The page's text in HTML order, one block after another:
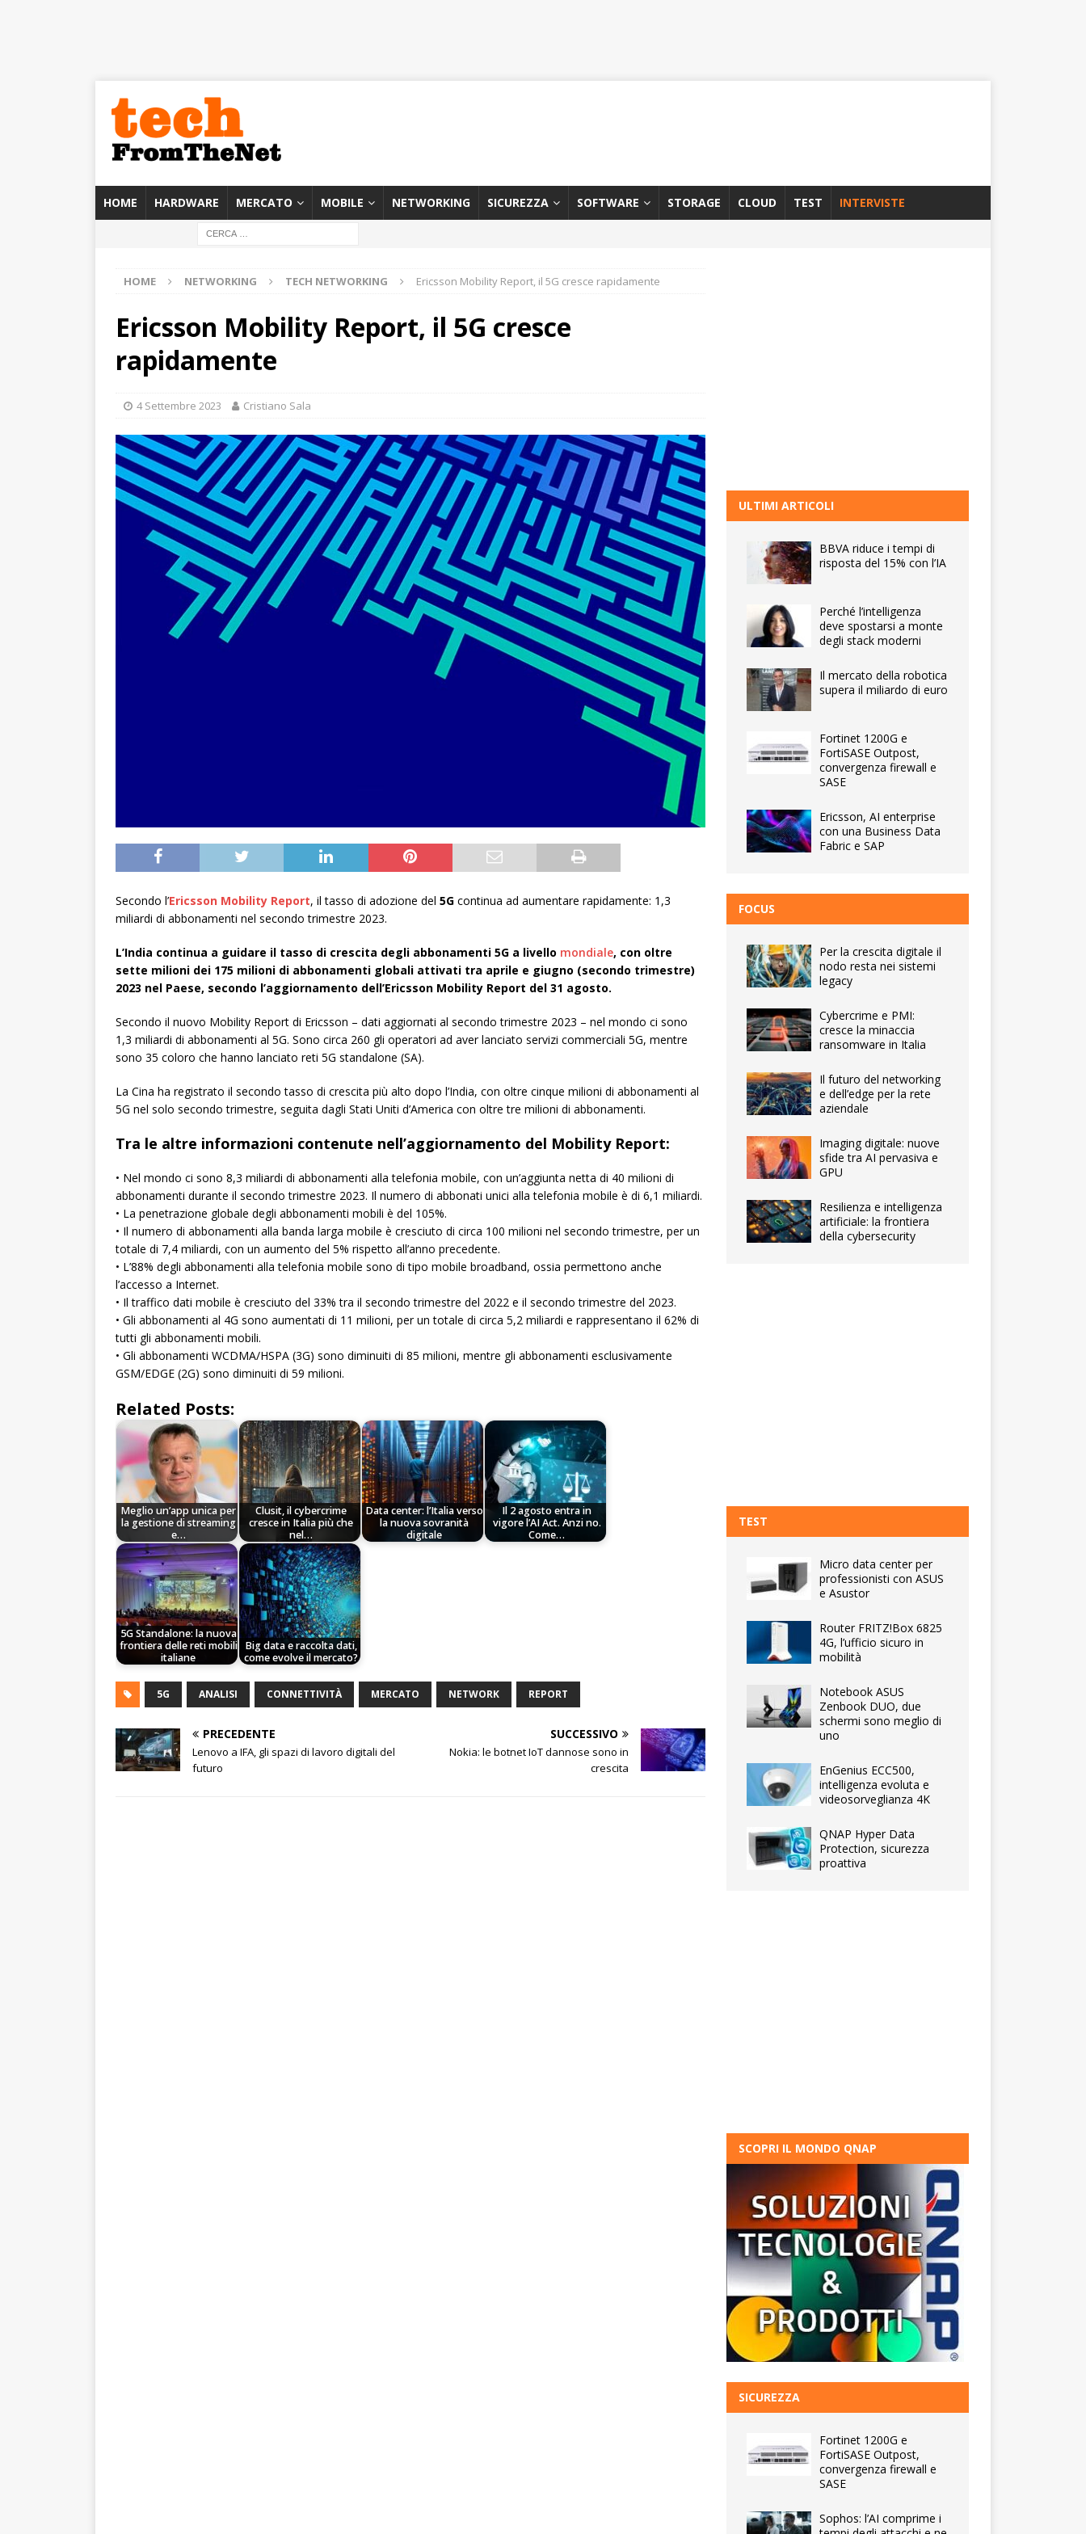
HOME HARDWARE MERCATO MOBILE NETWORKING SICUREZZA SOFTWARE STORAGE CLOUD TEST INTERVISTE
HOME NETWORKING TECH NETWORKING Ericsson Mobility Report, il 5G cresce rapidamente
Ericsson Mobility Report, il 5G cresce
rapidamente
4 Settembre 2023 Cristiano Sala
Secondo l’Ericsson Mobility Report, il tasso di adozione del 5G continua ad aumentare rapidamente: 1,3
miliardi di abbonamenti nel secondo trimestre 2023.
L’India continua a guidare il tasso di crescita degli abbonamenti 5G a livello mondiale, con oltre
sette milioni dei 175 milioni di abbonamenti globali attivati tra aprile e giugno (secondo trimestre)
2023 nel Paese, secondo l’aggiornamento dell’Ericsson Mobility Report del 31 agosto.
Secondo il nuovo Mobility Report di Ericsson – dati aggiornati al secondo trimestre 2023 – nel mondo ci sono
1,3 miliardi di abbonamenti al 5G. Sono circa 260 gli operatori ad aver lanciato servizi commerciali 5G, mentre
sono 35 coloro che hanno lanciato reti 5G standalone (SA).
La Cina ha registrato il secondo tasso di crescita più alto dopo l’India, con oltre cinque milioni di abbonamenti al
5G nel solo secondo trimestre, seguita dagli Stati Uniti d’America con oltre tre milioni di abbonamenti.
Tra le altre informazioni contenute nell’aggiornamento del Mobility Report:
• Nel mondo ci sono 8,3 miliardi di abbonamenti alla telefonia mobile, con un’aggiunta netta di 40 milioni di
abbonamenti durante il secondo trimestre 2023. Il numero di abbonati unici alla telefonia mobile è di 6,1 miliardi.
• La penetrazione globale degli abbonamenti mobili è del 105%.
• Il numero di abbonamenti alla banda larga mobile è cresciuto di circa 100 milioni nel secondo trimestre, per un
totale di 7,4 miliardi, con un aumento del 5% rispetto all’anno precedente.
• L’88% degli abbonamenti alla telefonia mobile sono di tipo mobile broadband, ossia permettono anche
l’accesso a Internet.
• Il traffico dati mobile è cresciuto del 33% tra il secondo trimestre del 2022 e il secondo trimestre del 2023.
• Gli abbonamenti al 4G sono aumentati di 11 milioni, per un totale di circa 5,2 miliardi e rappresentano il 62% di
tutti gli abbonamenti mobili.
• Gli abbonamenti WCDMA/HSPA (3G) sono diminuiti di 85 milioni, mentre gli abbonamenti esclusivamente
GSM/EDGE (2G) sono diminuiti di 59 milioni.
Related Posts:
Meglio un’app unica per
la gestione di streaming
e…
Clusit, il cybercrime
cresce in Italia più che
nel…
Data center: l’Italia verso
la nuova sovranità
digitale
Il 2 agosto entra in
vigore l’AI Act. Anzi no.
Come…
5G Standalone: la nuova
frontiera delle reti mobili
italiane
Big data e raccolta dati,
come evolve il mercato?
5G ANALISI CONNETTIVITÀ MERCATO NETWORK REPORT
PRECEDENTE
Lenovo a IFA, gli spazi di lavoro digitali del
futuro
SUCCESSIVO
Nokia: le botnet IoT dannose sono in
crescita
ULTIMI ARTICOLI
BBVA riduce i tempi di
risposta del 15% con l’IA
Perché l’intelligenza
deve spostarsi a monte
degli stack moderni
Il mercato della robotica
supera il miliardo di euro
Fortinet 1200G e
FortiSASE Outpost,
convergenza firewall e
SASE
Ericsson, AI enterprise
con una Business Data
Fabric e SAP
FOCUS
Per la crescita digitale il
nodo resta nei sistemi
legacy
Cybercrime e PMI:
cresce la minaccia
ransomware in Italia
Il futuro del networking
e dell’edge per la rete
aziendale
Imaging digitale: nuove
sfide tra AI pervasiva e
GPU
Resilienza e intelligenza
artificiale: la frontiera
della cybersecurity
TEST
Micro data center per
professionisti con ASUS
e Asustor
Router FRITZ!Box 6825
4G, l’ufficio sicuro in
mobilità
Notebook ASUS
Zenbook DUO, due
schermi sono meglio di
uno
EnGenius ECC500,
intelligenza evoluta e
videosorveglianza 4K
QNAP Hyper Data
Protection, sicurezza
proattiva
SCOPRI IL MONDO QNAP
SICUREZZA
Fortinet 1200G e
FortiSASE Outpost,
convergenza firewall e
SASE
Sophos: l’AI comprime i